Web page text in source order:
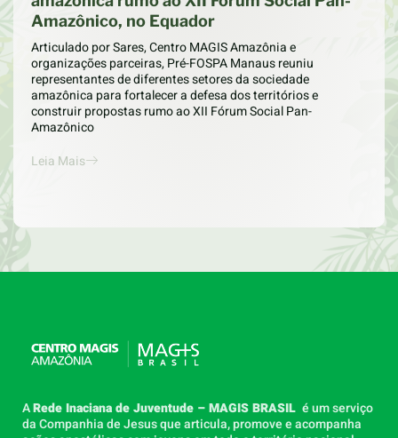
Amazônico, no Equador
Articulado por Sares, Centro MAGIS Amazônia e
organizações parceiras, Pré-FOSPA Manaus reuniu
representantes de diferentes setores da sociedade
amazônica para fortalecer a defesa dos territórios e
construir propostas rumo ao XII Fórum Social Pan-
Amazônico
Leia Mais
ARede Inaciana de Juventude – MAGIS BRASIL é um serviço
da Companhia de Jesus que articula, promove e acompanha